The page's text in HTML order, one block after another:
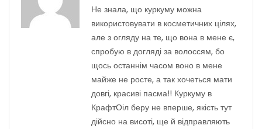
Не знала, що куркуму можна
використовувати в косметичних цілях,
але з огляду на те, що вона в мене є,
спробую в догляді за волоссям, бо
щось останнім часом воно в мене
майже не росте, а так хочеться мати
довгі, красиві пасма!! Куркуму в
КрафтОіл беру не вперше, якість тут
дійсно на висоті, ще й відправляють